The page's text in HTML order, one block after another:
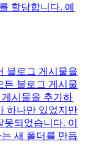
할당합니다. 예
블로그 게시물을
든 블로그 게시물
시물을 추가하
하나만 있었지만
되었습니다. 이
새 폴더를 만듭